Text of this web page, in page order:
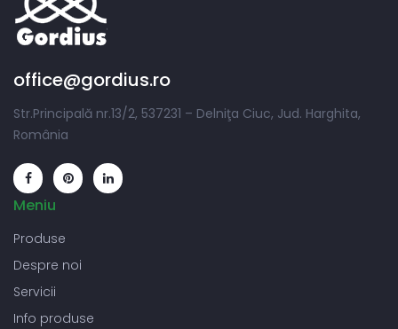
office@gordius.ro
Str.Principală nr.13/2, 537231 – Delniţa Ciuc, Jud. Harghita,
România
Meniu
Produse
Despre noi
Servicii
Info produse